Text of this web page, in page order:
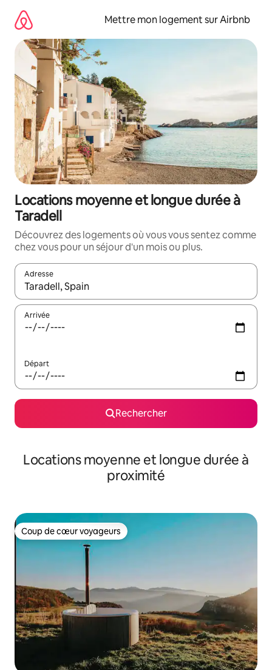
directement
contenu
Mettre mon logement sur Airbnb
Locations moyenne et longue durée à
Taradell
Découvrez des logements où vous vous sentez comme
chez vous pour un séjour d'un mois ou plus.
Adresse
Lorsque les résultats s'affichent, utilisez les flèches vers le
Arrivée
Départ
Rechercher
Locations moyenne et longue durée à
proximité
Coup de cœur voyageurs
Coup de cœur voyageurs